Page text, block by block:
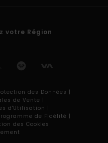
votre Région
des Données |
de Vente |
d'Utilisation |
de Fidélité |
des Cookies